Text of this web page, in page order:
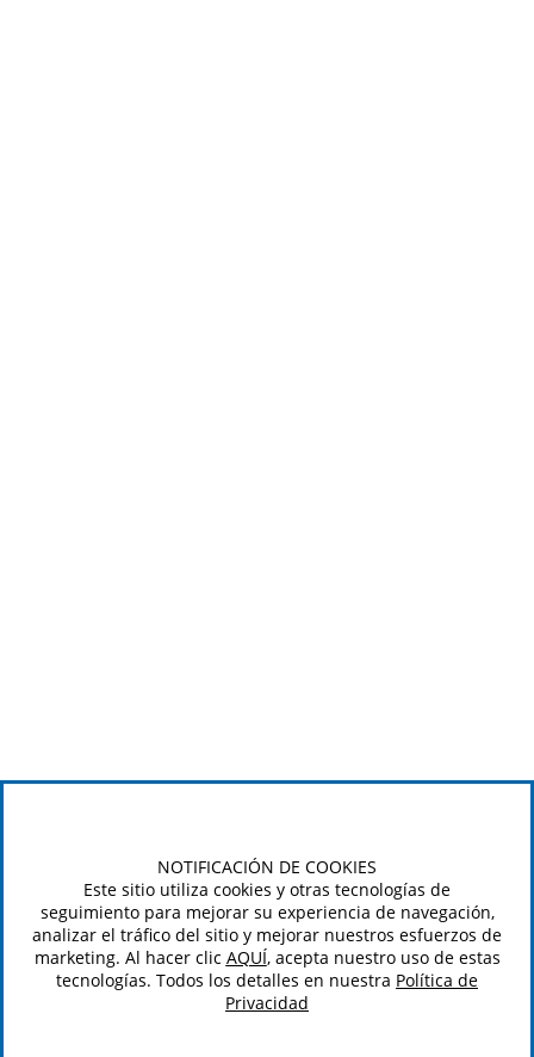
NOTIFICACIÓN DE COOKIES
Este sitio utiliza cookies y otras tecnologías de
seguimiento para mejorar su experiencia de navegación,
analizar el tráfico del sitio y mejorar nuestros esfuerzos de
marketing. Al hacer clic AQUÍ, acepta nuestro uso de estas
tecnologías. Todos los detalles en nuestra Política de
Privacidad